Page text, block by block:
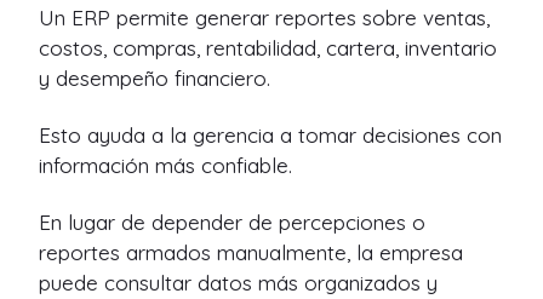
Un ERP permite generar reportes sobre ventas,
costos, compras, rentabilidad, cartera, inventario
y desempeño financiero.
Esto ayuda a la gerencia a tomar decisiones con
información más confiable.
En lugar de depender de percepciones o
reportes armados manualmente, la empresa
puede consultar datos más organizados y